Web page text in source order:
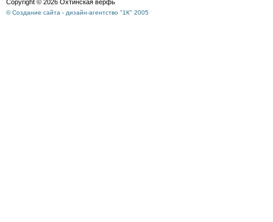
Copyright © 2026 Охтинская верфь
© Создание сайта - дизайн-агентство "1К" 2005